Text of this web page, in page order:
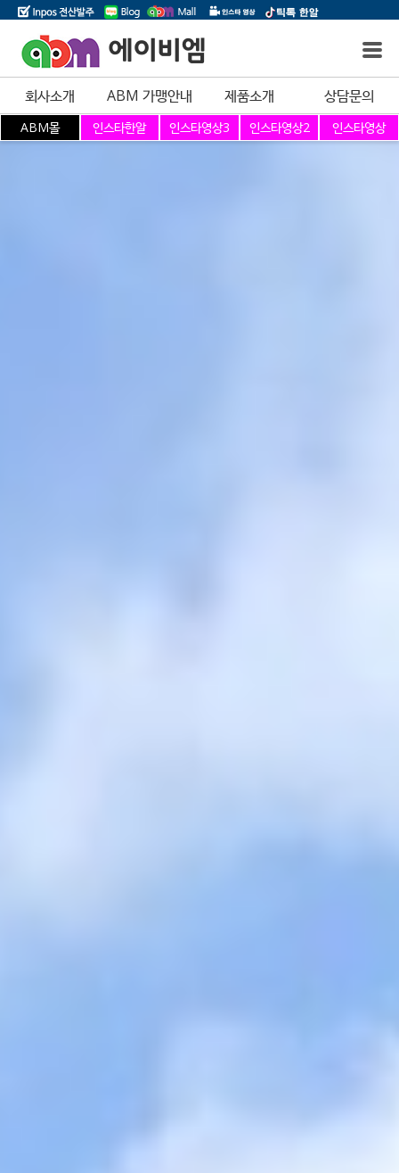
에이비엠
회사소개 ABM 가맹안내 제품소개 상담문의